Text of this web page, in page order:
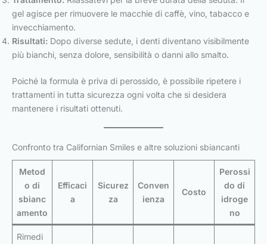
gel agisce per rimuovere le macchie di caffè, vino, tabacco e
invecchiamento.
Risultati: Dopo diverse sedute, i denti diventano visibilmente
più bianchi, senza dolore, sensibilità o danni allo smalto.
Poiché la formula è priva di perossido, è possibile ripetere i
trattamenti in tutta sicurezza ogni volta che si desidera
mantenere i risultati ottenuti.
Confronto tra Californian Smiles e altre soluzioni sbiancanti
Metod
o di
sbianc
amento
Efficaci
a
Sicurez
za
Conven
ienza
Costo
Perossi
do di
idroge
no
Rimedi